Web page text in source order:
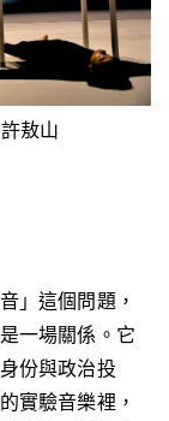
敖山
」這個問題，
一場關係。它
份與政治投
實驗音樂裡，